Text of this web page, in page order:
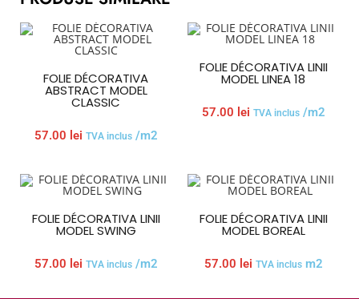
FOLIE DÉCORATIVA
ABSTRACT MODEL
CLASSIC
57.00 lei TVA inclus/m2
FOLIE DÉCORATIVA LINII
MODEL LINEA 18
57.00 lei TVA inclus/m2
FOLIE DÉCORATIVA LINII
MODEL SWING
57.00 lei TVA inclus/m2
FOLIE DÉCORATIVA LINII
MODEL BOREAL
57.00 lei TVA inclusm2